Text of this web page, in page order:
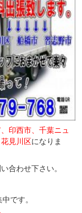
印西市、千葉ニュ
見川区になりま
合わせ下さい。
です。